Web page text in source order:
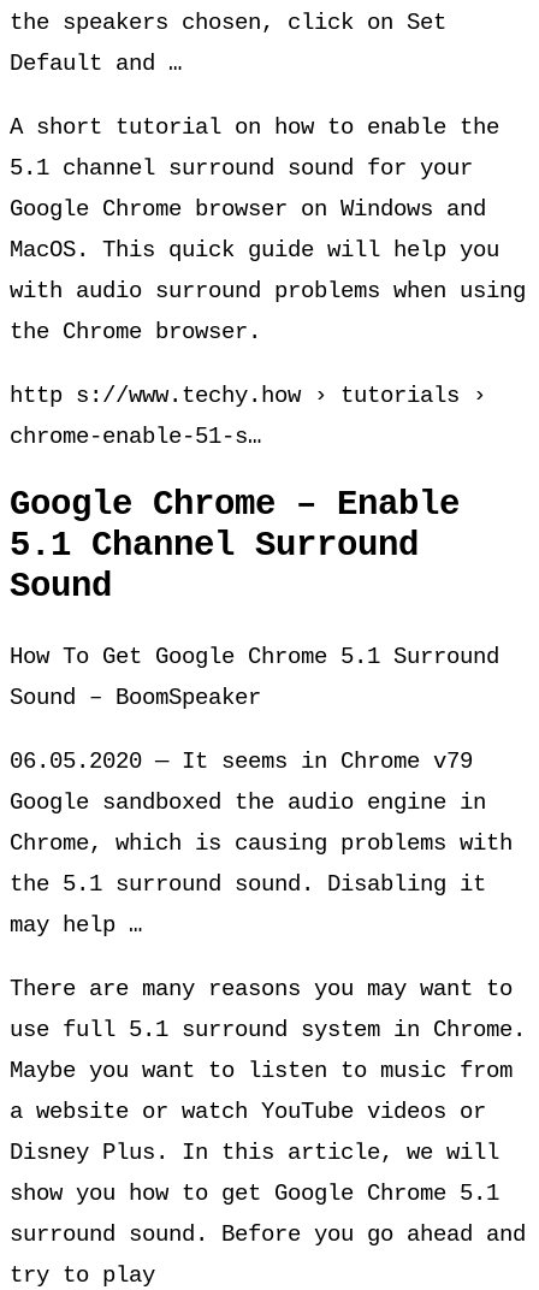
the speakers chosen, click on Set
Default and …
A short tutorial on how to enable the
5.1 channel surround sound for your
Google Chrome browser on Windows and
MacOS. This quick guide will help you
with audio surround problems when using
the Chrome browser.
http s://www.techy.how › tutorials ›
chrome-enable-51-s…
Google Chrome – Enable
5.1 Channel Surround
Sound
How To Get Google Chrome 5.1 Surround
Sound – BoomSpeaker
06.05.2020 — It seems in Chrome v79
Google sandboxed the audio engine in
Chrome, which is causing problems with
the 5.1 surround sound. Disabling it
may help …
There are many reasons you may want to
use full 5.1 surround system in Chrome.
Maybe you want to listen to music from
a website or watch YouTube videos or
Disney Plus. In this article, we will
show you how to get Google Chrome 5.1
surround sound. Before you go ahead and
try to play